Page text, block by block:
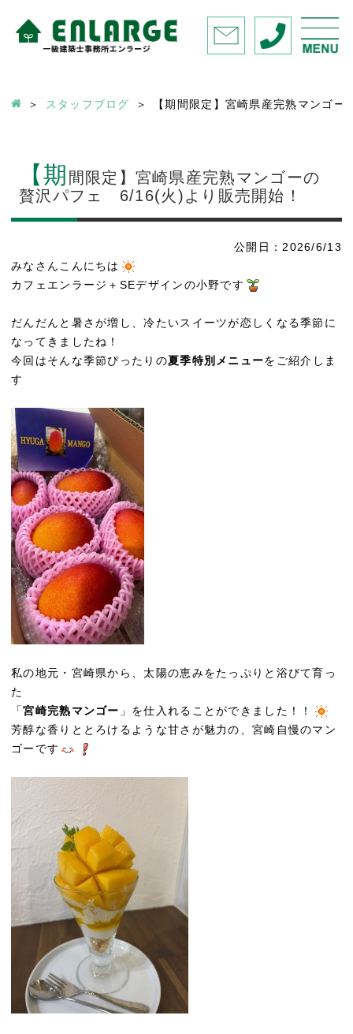
スタッフブログ 【期間限定】宮崎県産完熟マンゴ
【期 間限定】宮崎県産完熟マンゴーの
贅沢パフェ 6/16(火)より販売開始！
公開日：2026/6/13
みなさんこんにちは
カフェエンラージ＋SEデザインの小野です
だんだんと暑さが増し、冷たいスイーツが恋しくなる季節に
なってきましたね！
今回はそんな季節ぴったりの夏季特別メニューをご紹介しま
す
私の地元・宮崎県から、太陽の恵みをたっぷりと浴びて育っ
た
「宮崎完熟マンゴー 」を仕入れることができました！！
芳醇な香りととろけるような甘さが魅力の、宮崎自慢のマン
ゴーです